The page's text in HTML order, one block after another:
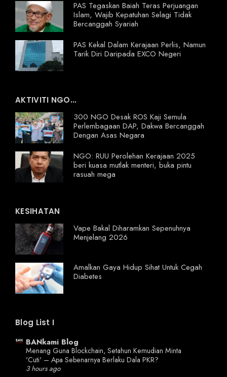
PAS Tegaskan Baiah Teras Perjuangan
Islam, Wajib Kepatuhan Selagi Tidak
Bercanggah Syariah
PAS Kekal Dalam Kerajaan Perlis, Namun
Tarik Diri Daripada EXCO Negeri
AKTIVITI NGO...
300 NGO Desak ROS Kaji Semula
Perlembagaan DAP, Dakwa Bercanggah
Dengan Asas Negara
NGO: RUU Perolehan Kerajaan 2025
beri kuasa mutlak menteri, buka pintu
rasuah mega
KESIHATAN
Vape Bakal Diharamkan Sepenuhnya
Menjelang 2026
Amalkan Gaya Hidup Sihat Untuk Cegah
Diabetes
Blog List I
BANkami Blog
Menang Guna Blockchain, Setahun Kemudian Minta
'Cuti' – Apa Sebenarnya Berlaku Dala PKR?
3 hours ago